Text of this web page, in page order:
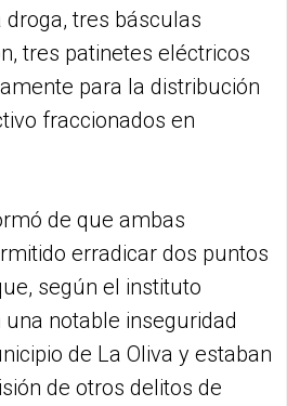
tres básculas
tres patinetes eléctricos
para la distribución
fraccionados en
de que ambas
erradicar dos puntos
según el instituto
notable inseguridad
de La Oliva y estaban
de otros delitos de